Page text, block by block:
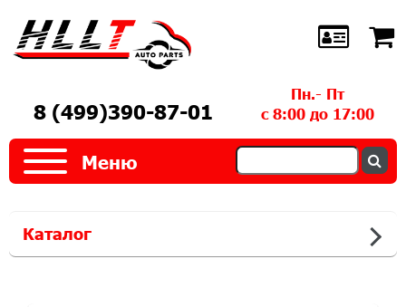
8 (499)390-87-01
Пн.- Пт
с 8:00 до 17:00
Меню
Каталог